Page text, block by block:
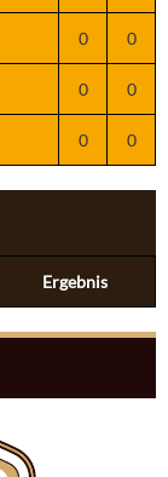
0 0
0 0
0 0
Ergebnis